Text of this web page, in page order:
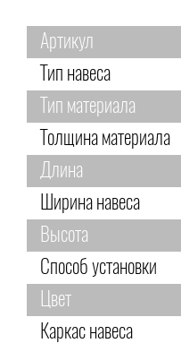
Артикул
Тип навеса
Тип материала
Толщина материала
Длина
Ширина навеса
Высота
Способ установки
Цвет
Каркас навеса